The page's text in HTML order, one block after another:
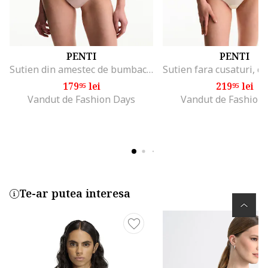
PENTI
Sutien din amestec de bumbac, Roz deschis
17995lei
Vandut de Fashion Days
PENTI
21995lei
Vandut de Fashion
Te-ar putea interesa